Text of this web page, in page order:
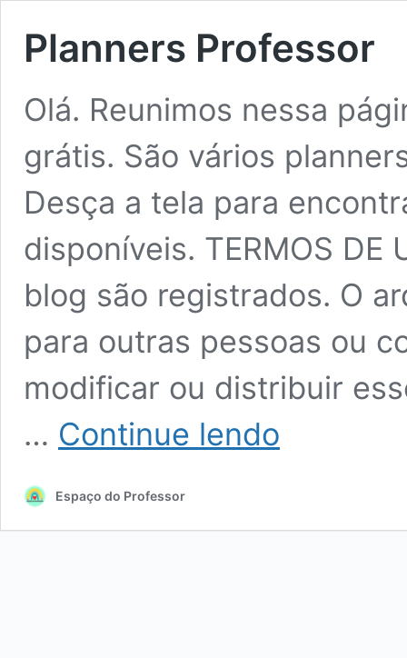
Planners Professor
Olá. Reunimos nessa
grátis. São vários
Desça a tela para
disponíveis. TERMOS DE
blog são registrados. O
para outras pessoas ou
modificar ou distribuir
… Continue lendo
Espaço do Professor